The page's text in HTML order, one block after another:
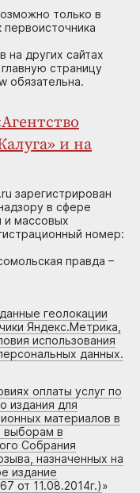
только в
первоисточника
на других сайтах
страницу
обязательна.
и на
зарегистрирован
в сфере
и массовых
номер:
правда –
геолокации
Яндекс.Метрика,
использования
данных.
оплаты услуг по
издания для
материалов в
выборам в
Собрания
назначенных на
издание
от 11.08.2014г.)»